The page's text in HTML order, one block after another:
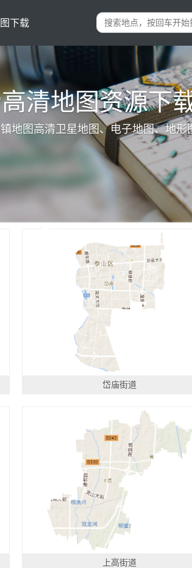
下载
清地图资源下
地图高清卫星地图、电子地图、地形
岱庙街道
上高街道